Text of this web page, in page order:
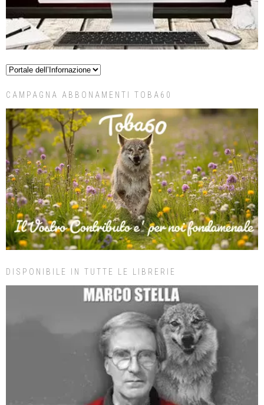
CAMPAGNA ABBONAMENTI TOBA60
DISPONIBILE IN TUTTE LE LIBRERIE